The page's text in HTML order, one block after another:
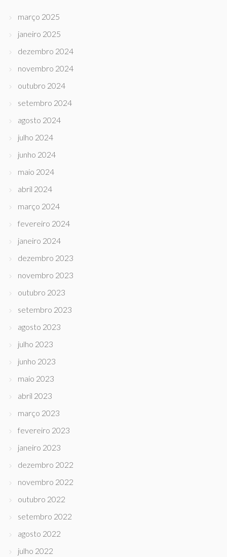
março 2025
janeiro 2025
dezembro 2024
novembro 2024
outubro 2024
setembro 2024
agosto 2024
julho 2024
junho 2024
maio 2024
abril 2024
março 2024
fevereiro 2024
janeiro 2024
dezembro 2023
novembro 2023
outubro 2023
setembro 2023
agosto 2023
julho 2023
junho 2023
maio 2023
abril 2023
março 2023
fevereiro 2023
janeiro 2023
dezembro 2022
novembro 2022
outubro 2022
setembro 2022
agosto 2022
julho 2022